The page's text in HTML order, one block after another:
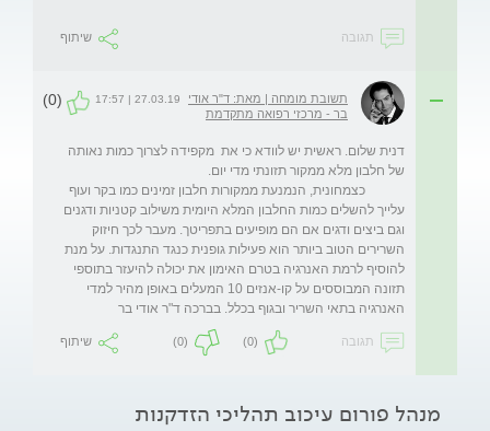
תגובה שיתוף
תשובת מומחה | מאת: ד"ר אודי
בר - מרכזי רפואה מתקדמת
27.03.19 | 17:57
(0)
דנית שלום. ראשית יש לוודא כי את  מקפידה לצרוך כמות נאותה
            כצמחונית, הנמנעת ממקורות חלבון זמינים כמו בקר ועוף
עלייך להשלים כמות החלבון המלא היומית משילוב קטניות ודגנים
וגם ביצים ודגים אם הם מופיעים בתפריטך. מעבר לכך חיזוק
השרירים הטוב ביותר הוא פעילות גופנית כנגד התנגדות. על מנת
להוסיף לרמת האנרגיה בטרם האימון את יכולה להיעזר בתוספי
תזונה המבוססים על קו-אנזים 10 המעלים באופן מהיר למדי
האנרגיה בתאי השריר ובגוף בכלל. בברכה ד"ר אודי בר
תגובה (0)
(0) שיתוף
מנהל פורום עיכוב תהליכי הזדקנות